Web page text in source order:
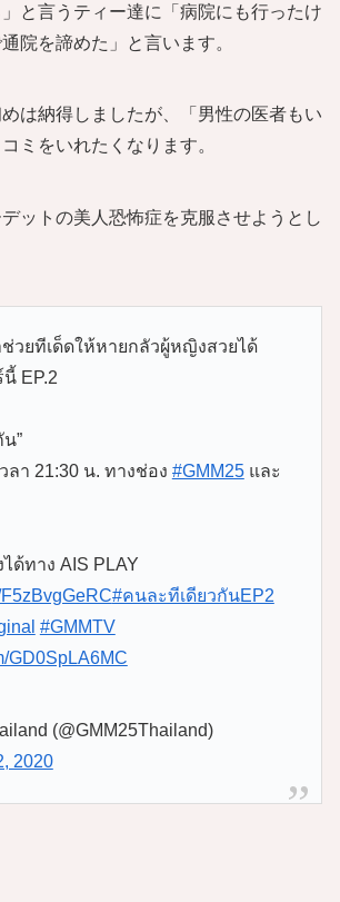
」と言うティー達に「病院にも行ったけ
院を諦めた」と言います。
めは納得しましたが、「男性の医者もい
ミをいれたくなります。
ットの美人恐怖症を克服させようとし
วยทีเด็ดให้หายกลัวผู้หญิงสวยได้
EP.2
”
ลา 21:30 น. ทางช่อง #GMM25และ
ด้ทาง AIS PLAY
#คนละทีเดียวกันEP2
#GMMTV
GD0SpLA6MC
(@GMM25Thailand)
2020